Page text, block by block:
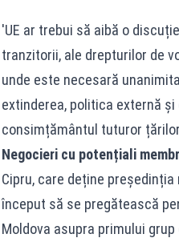
'UE ar trebui să aibă o
tranzitorii, ale drepturilor de
unde este necesară
extinderea, politica externă
consimțământul tuturor
Negocieri cu potențiali
Cipru, care deține
început să se pregătească
Moldova asupra primului